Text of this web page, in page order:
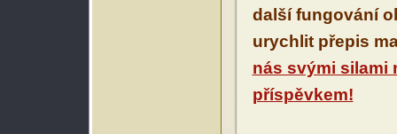
další fungování
urychlit přepis
nás svými silami
příspěvkem!